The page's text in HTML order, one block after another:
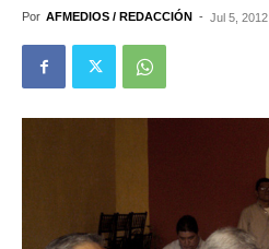
Por AFMEDIOS / REDACCIÓN - Jul 5, 2012